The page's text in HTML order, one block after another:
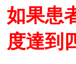
如果患
度達到